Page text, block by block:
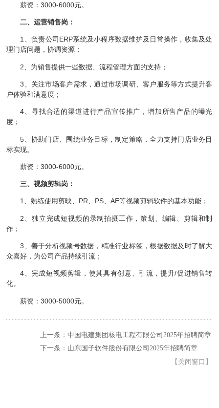
薪资：3000-6000元。
二、运营销售岗：
1、负责公司ERP系统及小程序数据维护及日常操作，收集及处
理门店问题，协调资源；
2、为销售提供一些数据、流程管理方面的支持；
3、关注市场客户需求，通过市场调研、客户服务等方式提升客
户体验和满意度；
4、寻找合适的渠道进行产品宣传推广，增加所售产品的曝光
度；
5、协助门店、围绕业务目标，制定策略，全力支持门店业务目
标实现。
薪资：3000-6000元。
三、视频剪辑岗：
1、熟练使用剪映、PR、PS、AE等视频剪辑软件的基本功能；
2、独立完成短视频的录制拍摄工作，策划、编辑、剪辑和制
作；
3、善于分析视频号数据，精准行业标签，根据数据及时了解大
众喜好，为公司产品持续引流；
4、完成短视频剪辑，使其具有创意、引流，提升/促进销售转
化。
薪资：3000-5000元。
上一条：中国电建集团核电工程有限公司2025年招聘简章
下一条：山东国子软件股份有限公司2025年招聘简章
【 关闭窗口 】